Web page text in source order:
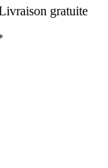
gratuite